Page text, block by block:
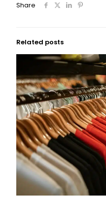
Share
Related posts